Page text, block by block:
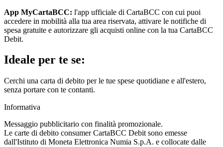
App MyCartaBCC: l'app ufficiale di CartaBCC con cui puoi
accedere in mobilità alla tua area riservata, attivare le notifiche di
spesa gratuite e autorizzare gli acquisti online con la tua CartaBCC
Debit.
Ideale per te se:
Cerchi una carta di debito per le tue spese quotidiane e all'estero,
senza portare con te contanti.
Informativa
Messaggio pubblicitario con finalità promozionale.
Le carte di debito consumer CartaBCC Debit sono emesse
dall'Istituto di Moneta Elettronica Numia S.p.A. e collocate dalle